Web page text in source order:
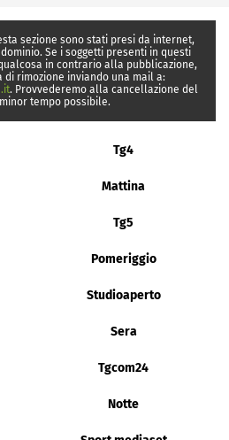
sezione sono stati presi da internet,
Se i soggetti presenti in questi
in contrario alla pubblicazione,
rimozione inviando una mail a:
. Provvederemo alla cancellazione del
tempo possibile.
Tg4
Mattina
Tg5
Pomeriggio
Studioaperto
Sera
Tgcom24
Notte